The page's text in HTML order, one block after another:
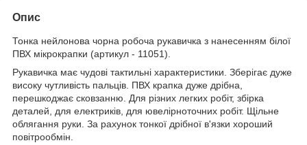
Опис
Тонка нейлонова чорна робоча рукавичка з нанесенням білої
ПВХ мікрокрапки (артикул - 11051).
Рукавичка має чудові тактильні характеристики. Зберігає дуже
високу чутливість пальців. ПВХ крапка дуже дрібна,
перешкоджає сковзанню. Для різних легких робіт, збірка
деталей, для електриків, для ювелірноточних робіт. Щільне
облягання руки. За рахунок тонкої дрібної в'язки хороший
повітрообмін.